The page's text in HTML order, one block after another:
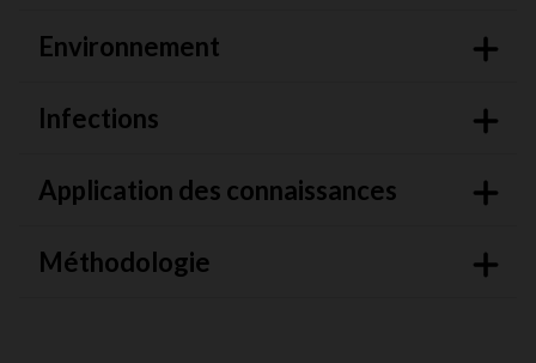
Environnement
Infections
Application des connaissances
Méthodologie